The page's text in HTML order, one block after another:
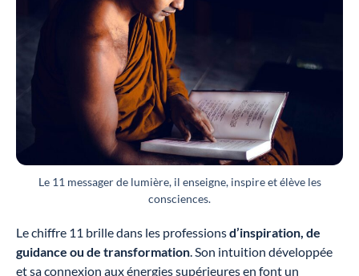
Le 11 messager de lumière, il enseigne, inspire et élève les
consciences.
Le chiffre 11 brille dans les professionsd’inspiration, de
guidance ou de transformation. Son intuition développée
et sa connexion aux énergies supérieures en font un